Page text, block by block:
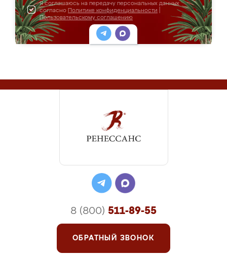
Я соглашаюсь на передачу персональных данных
согласно Политике конфиденциальности
Пользовательскому соглашению
8 (800) 511-89-55
ОБРАТНЫЙ ЗВОНОК